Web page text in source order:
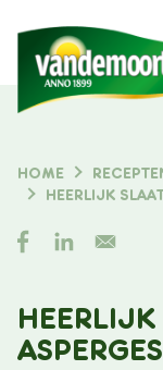
HOME
HEERLIJK
ASPERGES